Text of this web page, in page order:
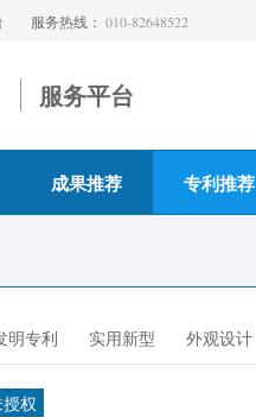
服务热线： 010-82648522
服务平台
成果推荐 专利推荐
明专利 实用新型 外观设计
权